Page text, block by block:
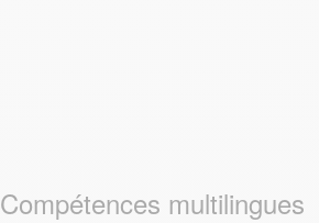
Compétences multilingues